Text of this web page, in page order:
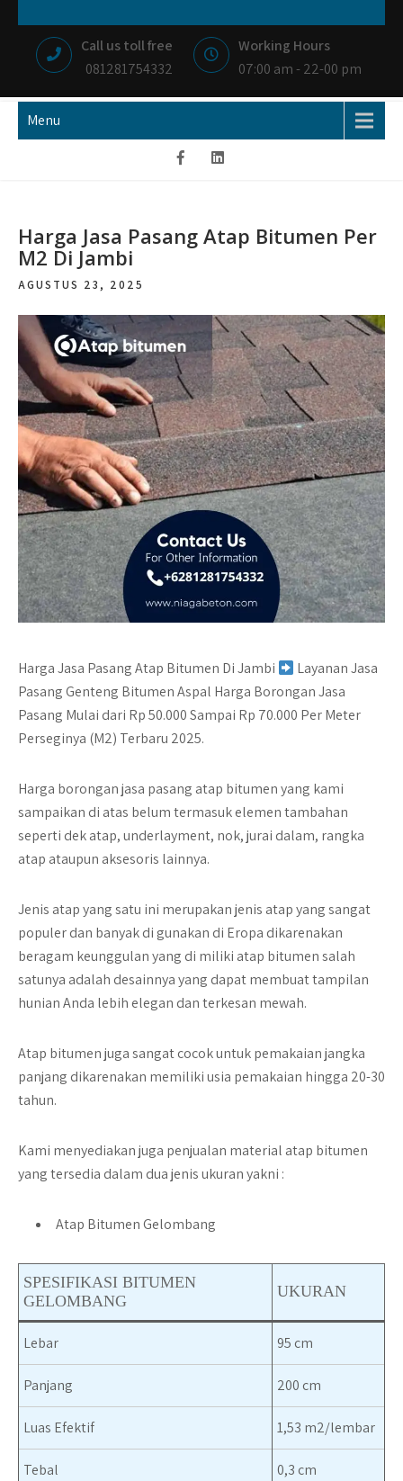
content
NIAGA BETON
MEMBANGUN NEGRI DENGAN IKHLAS HATI
Call us toll free
081281754332
Working Hours
07:00 am - 22-00 pm
Menu
Harga Jasa Pasang Atap Bitumen Per
M2 Di Jambi
AGUSTUS 23, 2025
Harga Jasa Pasang Atap Bitumen Di Jambi
Layanan Jasa
Pasang Genteng Bitumen Aspal Harga Borongan Jasa
Pasang Mulai dari Rp50.000Sampai Rp 70.000 Per Meter
Perseginya (M2) Terbaru 2025.
Harga borongan jasa pasang atap bitumen yang kami
sampaikan di atas belum termasuk elemen tambahan
seperti dek atap, underlayment, nok, jurai dalam, rangka
atap ataupun aksesoris lainnya.
Jenis atap yang satu ini merupakan jenis atap yang sangat
populer dan banyak di gunakan di Eropa dikarenakan
beragam keunggulan yang di miliki atap bitumen salah
satunya adalah desainnya yang dapat membuat tampilan
hunian Anda lebih elegan dan terkesan mewah.
Atap bitumen juga sangat cocok untuk pemakaian jangka
panjang dikarenakan memiliki usia pemakaian hingga 20-30
tahun.
Kami menyediakan juga penjualan material atap bitumen
yang tersedia dalam dua jenis ukuran yakni :
Atap Bitumen Gelombang
SPESIFIKASI BITUMEN
GELOMBANG
UKURAN
Lebar 95 cm
Panjang 200 cm
Luas Efektif 1,53 m2/lembar
Tebal 0,3 cm